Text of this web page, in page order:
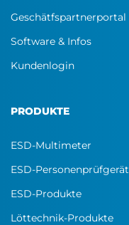
Geschätfspartnerportal
Software & Infos
Kundenlogin
PRODUKTE
ESD-Multimeter
ESD-Personenprüfgerät
ESD-Produkte
Löttechnik-Produkte